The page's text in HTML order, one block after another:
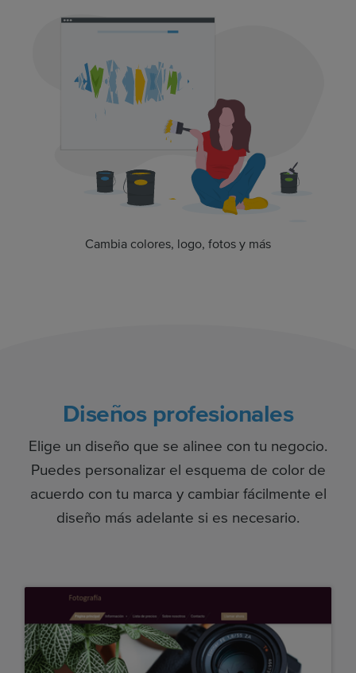
Cambia colores, logo, fotos y más
Diseños profesionales
Elige un diseño que se alinee con tu negocio.
Puedes personalizar el esquema de color de
acuerdo con tu marca y cambiar fácilmente el
diseño más adelante si es necesario.